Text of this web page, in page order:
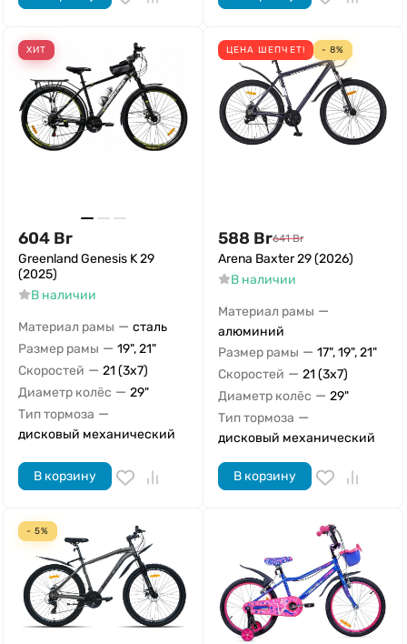
ХИТ
604 Br
Greenland Genesis K 29
(2025)
В наличии
Материал рамы — сталь
Размер рамы — 19", 21"
Скоростей — 21 (3x7)
Диаметр колёс — 29"
Тип тормоза —
дисковый механический
В корзину
ЦЕНА ШЕПЧЕТ! - 8%
588 Br641 Br
Arena Baxter 29 (2026)
В наличии
Материал рамы —
алюминий
Размер рамы — 17", 19", 21"
Скоростей — 21 (3x7)
Диаметр колёс — 29"
Тип тормоза —
дисковый механический
В корзину
- 5%